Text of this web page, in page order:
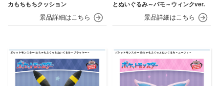
カもちもちクッション
とぬいぐるみ～パモ～ウィンクver.